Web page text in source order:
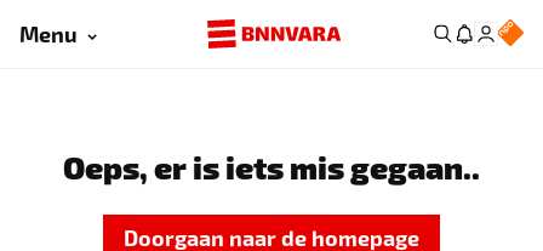
Menu
Oeps, er is iets mis gegaan..
Doorgaan naar de homepage